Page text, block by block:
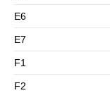
E6
E7
F1
F2